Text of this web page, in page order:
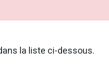
la liste ci-dessous.